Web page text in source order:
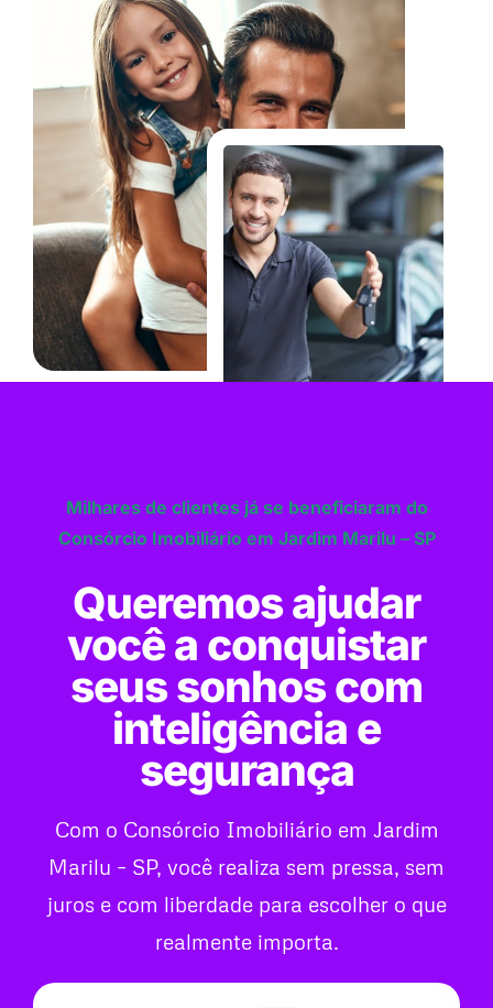
Milhares de clientes já se beneficiaram do
Consórcio Imobiliário em Jardim Marilu – SP
Queremos ajudar
você a conquistar
seus sonhos com
inteligência e
segurança
Com o Consórcio Imobiliário em Jardim
Marilu – SP, você realiza sem pressa, sem
juros e com liberdade para escolher o que
realmente importa.